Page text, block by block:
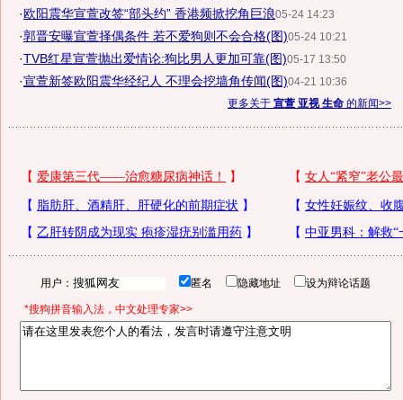
·欧阳震华宣萱改签“部头约” 香港频掀挖角巨浪05-24 14:23
·郭晋安曝宣萱择偶条件 若不爱狗则不会合格(图)05-24 10:21
·TVB红星宣萱抛出爱情论:狗比男人更加可靠(图)05-17 13:50
·宣萱新签欧阳震华经纪人 不理会挖墙角传闻(图)04-21 10:36
更多关于 宣萱 亚视 生命 的新闻>>
用户： 匿名 隐藏地址 设为辩论话题
*搜狗拼音输入法，中文处理专家>>